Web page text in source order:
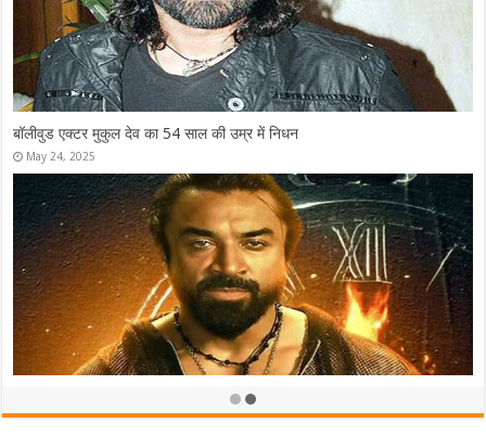
‘क्योंकि सास भी कभी बहू थी’ के 25 साल: एक यादगार सफर
और अमर उपाध्याय की भावुक यादें
July 3, 2025